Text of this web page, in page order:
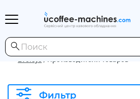
Eversys / Производители товаров
Фильтр